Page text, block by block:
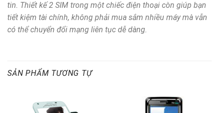
tin. Thiết kế 2 SIM trong một chiếc điện thoại còn giúp bạn
tiết kiệm tài chính, không phải mua sắm nhiều máy mà vẫn
có thể chuyển đổi mạng liên tục dễ dàng.
SẢN PHẨM TƯƠNG TỰ